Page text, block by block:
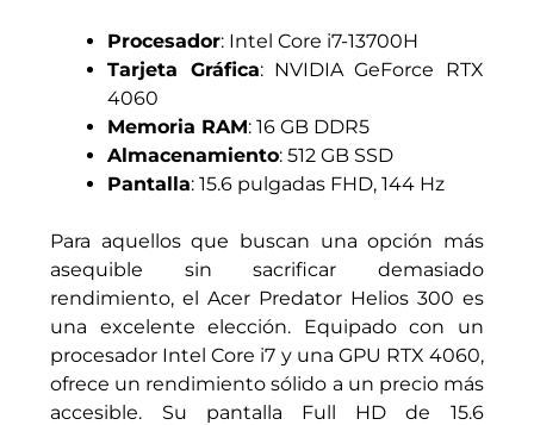
Procesador: Intel Core i7-13700H
Tarjeta Gráfica: NVIDIA GeForce RTX
4060
Memoria RAM: 16 GB DDR5
Almacenamiento: 512 GB SSD
Pantalla: 15.6 pulgadas FHD, 144 Hz
Para aquellos que buscan una opción más
asequible sin sacrificar demasiado
rendimiento, el Acer Predator Helios 300 es
una excelente elección. Equipado con un
procesador Intel Core i7 y una GPU RTX 4060,
ofrece un rendimiento sólido a un precio más
accesible. Su pantalla Full HD de 15.6